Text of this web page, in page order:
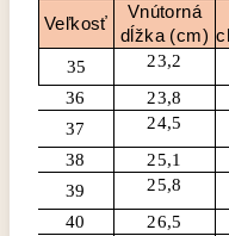
Veľkosť
Vnútorná
dĺžka (cm)
35 23,2
36
23,8
37
24,5
38
25,1
39
25,8
40
26,5